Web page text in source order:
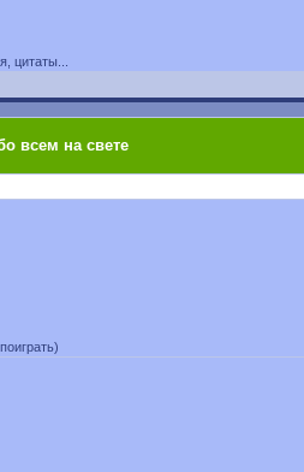
цитаты...
всем на свете